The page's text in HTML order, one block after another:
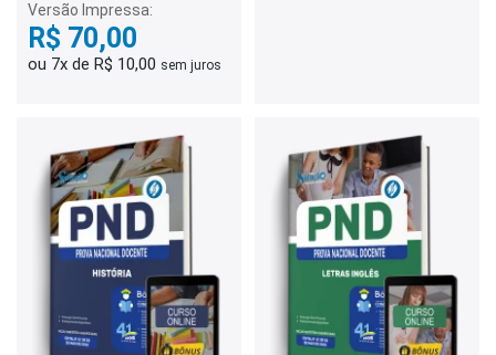
Versão Impressa:
R$ 70,00
ou 7x de R$ 10,00 sem juros